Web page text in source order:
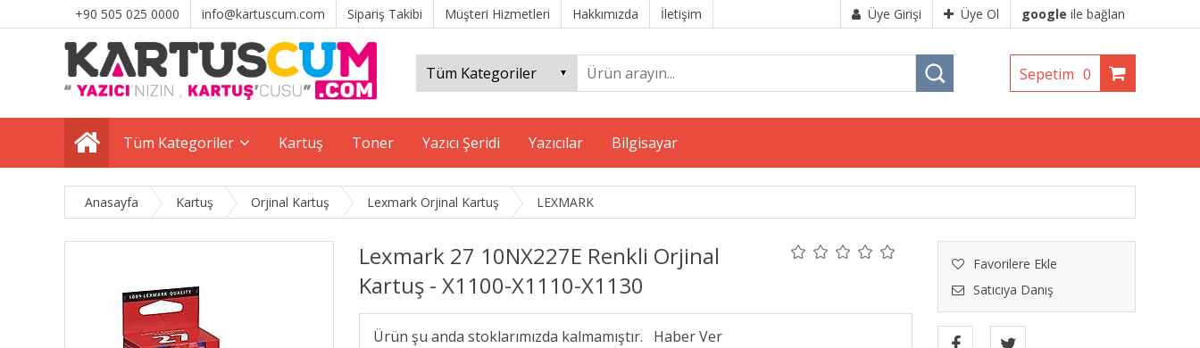
+90 505 025 0000 info@kartuscum.com Sipariş Takibi Müşteri Hizmetleri Hakkımızda İletişim Üye Girişi Üye Ol google ile bağlan
Sepetim 0
Tüm Kategoriler Kartuş Toner Yazıcı Şeridi Yazıcılar Bilgisayar
Anasayfa Kartuş Orjinal Kartuş Lexmark Orjinal Kartuş LEXMARK
Lexmark 27 10NX227E Renkli Orjinal
Kartuş - X1100-X1110-X1130
Favorilere Ekle
Satıcıya Danış
Ürün şu anda stoklarımızda kalmamıştır.